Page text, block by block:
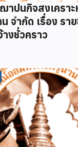
าปนกิจสงเครา
จำกัด เรื่อง รา
งชั่วคราว